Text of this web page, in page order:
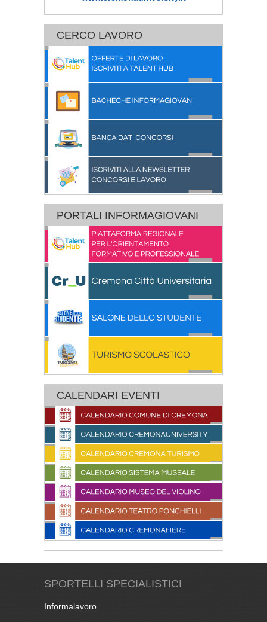
CERCO LAVORO
PORTALI INFORMAGIOVANI
CALENDARI EVENTI
SPORTELLI SPECIALISTICI
Informalavoro